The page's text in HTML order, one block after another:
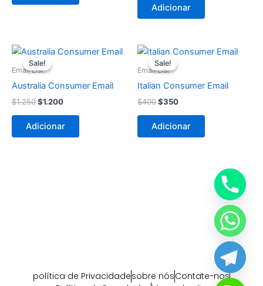
Adicionar
Sale!
Sale!
Email List
Australia Consumer Email
$1.250
O
preço
original
$1.250.
$1.200
O
$1.200.
Adicionar
Sale!
Sale!
Email List
Italian Consumer Email
$400
O
preço
original
$400.
$350
O
$350.
Adicionar
política de Privacidadesobre nósContate-nos